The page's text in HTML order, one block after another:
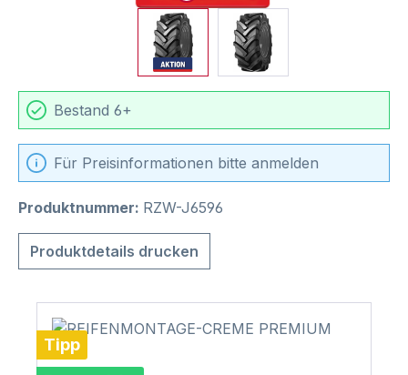
Bestand 6+
Für Preisinformationen bitte anmelden
Produktnummer: RZW-J6596
Produktdetails drucken
Tipp